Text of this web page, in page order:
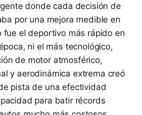
donde cada decisión de
por una mejora medible en
fue el deportivo más rápido en
ni el más tecnológico,
de motor atmosférico,
y aerodinámica extrema creó
pista de una efectividad
para batir récords